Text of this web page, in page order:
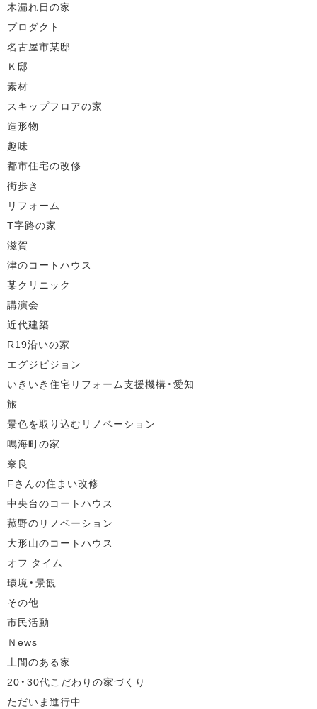
木漏れ日の家
プロダクト
名古屋市某邸
Ｋ邸
素材
スキップフロアの家
造形物
趣味
都市住宅の改修
街歩き
リフォーム
T字路の家
滋賀
津のコートハウス
某クリニック
講演会
近代建築
R19沿いの家
エグジビジョン
いきいき住宅リフォーム支援機構・愛知
旅
景色を取り込むリノベーション
鳴海町の家
奈良
Fさんの住まい改修
中央台のコートハウス
菰野のリノベーション
大形山のコートハウス
オフ タイム
環境・景観
その他
市民活動
Ｎews
土間のある家
20・30代こだわりの家づくり
ただいま進行中